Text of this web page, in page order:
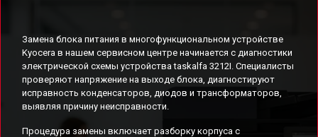
Замена блока питания в многофункциональном устройстве
Kyocera в нашем сервисном центре начинается с диагностики
электрической схемы устройства taskalfa 3212I. Специалисты
проверяют напряжение на выходе блока, диагностируют
исправность конденсаторов, диодов и трансформаторов,
выявляя причину неисправности.
Процедура замены включает разборку корпуса с